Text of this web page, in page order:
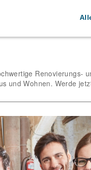
Renovierungs-
und Wohnen. Werde